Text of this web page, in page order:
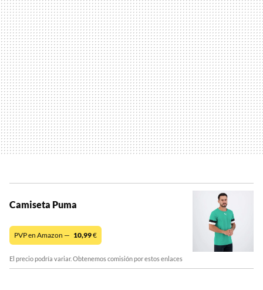
Camiseta Puma
PVP en Amazon — 10,99€
El precio podría variar. Obtenemos comisión por estos enlaces